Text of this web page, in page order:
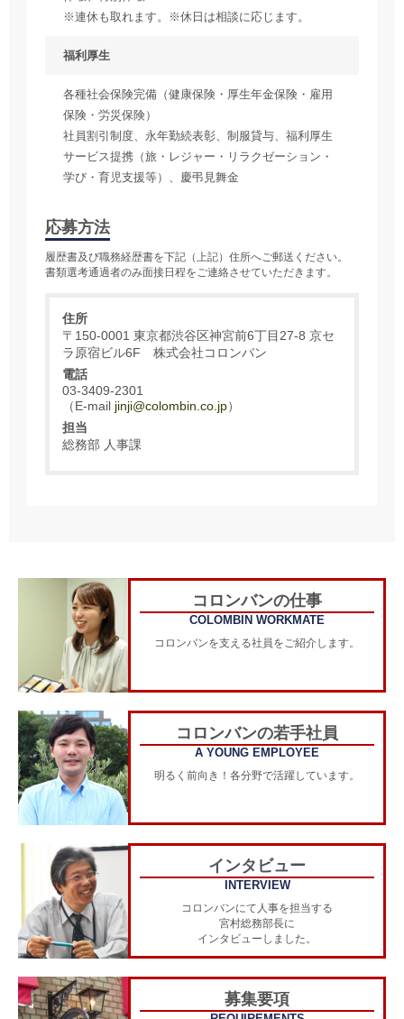
※連休も取れます。※休日は相談に応じます。
福利厚生
各種社会保険完備（健康保険・厚生年金保険・雇用
保険・労災保険）
社員割引制度、永年勤続表彰、制服貸与、福利厚生
サービス提携（旅・レジャー・リラクゼーション・
学び・育児支援等）、慶弔見舞金
応募方法
履歴書及び職務経歴書を下記（上記）住所へご郵送ください。
書類選考通過者のみ面接日程をご連絡させていただきます。
住所
〒150-0001 東京都渋谷区神宮前6丁目27-8 京セ
ラ原宿ビル6F 株式会社コロンバン
電話
03-3409-2301
E-mail jinji@colombin.co.jp
担当
総務部 人事課
コロンバンの仕事
COLOMBIN WORKMATE
コロンバンを支える社員をご紹介します。
コロンバンの若手社員
A YOUNG EMPLOYEE
明るく前向き！各分野で活躍しています。
インタビュー
INTERVIEW
コロンバンにて人事を担当する
宮村総務部長に
インタビューしました。
募集要項